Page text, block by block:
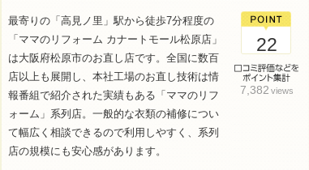
最寄りの「高見ノ里」駅から徒歩7分程度の
「ママのリフォーム カナートモール松原店」
は大阪府松原市のお直し店です。全国に数百
店以上も展開し、本社工場のお直し技術は情
報番組で紹介された実績もある「ママのリフ
ォーム」系列店。一般的な衣類の補修につい
て幅広く相談できるので利用しやすく、系列
店の規模にも安心感があります。
22
7,382 views